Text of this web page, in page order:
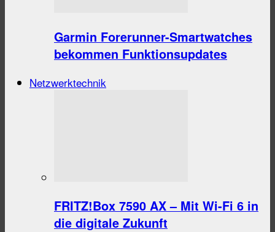
Garmin Forerunner-Smartwatches
bekommen Funktionsupdates
Netzwerktechnik
FRITZ!Box 7590 AX – Mit Wi-Fi 6 in
die digitale Zukunft